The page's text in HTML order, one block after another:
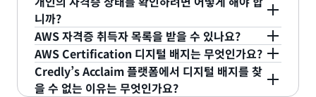
계정에 게시되기 전에 Credly 디지털 배지 이메일 알
림을 받게 됩니다. Credly는 승인된 디지털 배지 제공
기관입니다.
AWS 전문 지식을 더욱 심화하는 데 도움이 되는 여
러 혜택을 누릴 수도 있습니다. 전체 혜택 목록은
AWS 자격증 혜택 페이지를 참조하세요.
공되는 혜택에 액세스할 수 있습니다. 로그인한 후
AWS Certification 계정으로 이동하면 모든 혜택에
액세스할 수 있습니다. 혜택은 시험에 합격한 후 영업
기준 5일 후에 제공됩니다.
니까?
AWS Certification을 검증하려면 취득자에게 AWS
Certification 디지털 배지 링크에 대해 문의하십시
오., Credly’s Acclaim 플랫폼을 통해 AWS는 AWS
Certification을 취득한 모든 사람에게 배지를 제공
AWS 자격증 취득자 목록을 받을 수 있나요?
아니요. AWS는 모든 AWS 자격증 취득자 목록을 제
공하지 않습니다. 많은 AWS 자격증 취득자는 자격증
상태를 퍼블릭 프로필과 이력서에 자격증 상태를 공
AWS Certification 디지털 배지는 무엇인가요?
AWS Certification에서 혜택으로 제공하는 디지털
배지를 통해 AWS Certification 취득을 공개할 수 있
Credly’s Acclaim 플랫폼에서 디지털 배지를 찾
을 수 없는 이유는 무엇인가요?